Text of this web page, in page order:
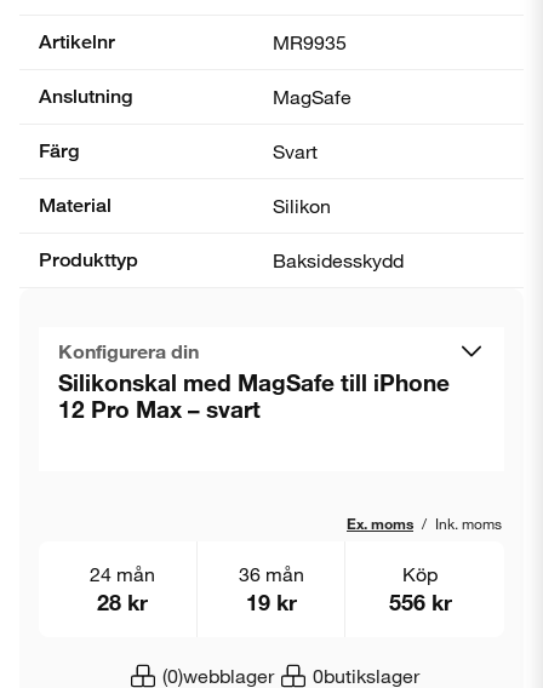
Artikelnr MR9935
Anslutning MagSafe
Färg Svart
Material Silikon
Produkttyp Baksidesskydd
Konfigurera din
Silikonskal med MagSafe till iPhone
12 Pro Max – svart
Ex. moms / Ink. moms
(0)webblager 0butikslager
24 mån
28 kr
36 mån
19 kr
Köp
556 kr